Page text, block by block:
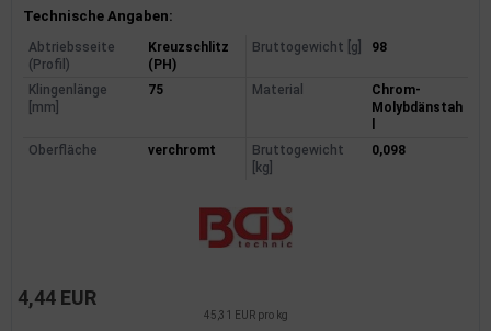
Produktinformationen
Technische Angaben:
Abtriebsseite
(Profil)
Kreuzschlitz
(PH)
Bruttogewicht [g] 98
Klingenlänge
[mm]
75 Material
Chrom-
Molybdänstah
Oberfläche
verchromt
Bruttogewicht
[kg]
0,098
4,44 EUR
45,31 EUR pro kg
Reifen